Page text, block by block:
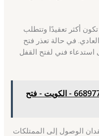
أكثر تعقيدًا وتتطلب
في حالة تعذر فتح
استدعاء فني لفتح القفل
فتح أقفال الكويت 66897757 - الكويت - فتح
الوصول إلى الممتلكات